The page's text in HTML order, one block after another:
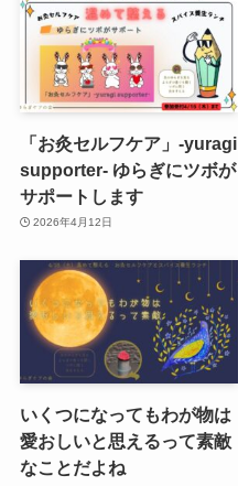
「お灸セルフケア」-yuragi
supporter- ゆらぎにツボが
サポートします
2026年4月12日
いくつになってもわが物は
愛おしいと思えるって素敵
なことだよね